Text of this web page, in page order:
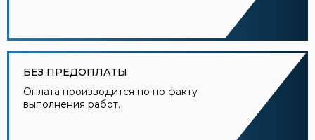
БЕЗ ПРЕДОПЛАТЫ
Оплата производится по по факту
выполнения работ.